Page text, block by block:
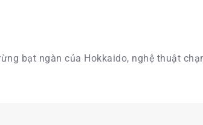
bạt ngàn của Hokkaido, nghệ thuật